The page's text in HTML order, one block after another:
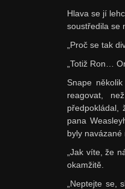
Hlava se jí
soustředila se
„Proč se tak
„Totiž Ron…
Snape
reagovat,
předpokládal,
pana
byly
„Jak víte, že
okamžitě.
„Neptejte se,